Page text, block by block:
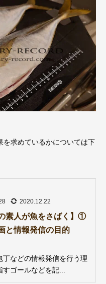
を求めているかについては下
2020.12.22
素人が魚をさばく】①
と情報発信の目的
などの情報発信を行う理
ゴールなどを記...